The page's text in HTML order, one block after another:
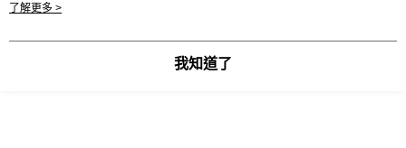
用條款之 Cookie 聲明使用 cookie。
了解更多 >
我知道了